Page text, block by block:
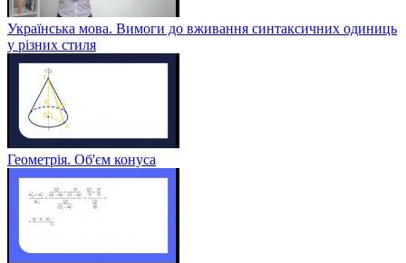
Українська мова. Вимоги до вживання синтаксичних одиниць
у різних стиля
Геометрія. Об'єм конуса